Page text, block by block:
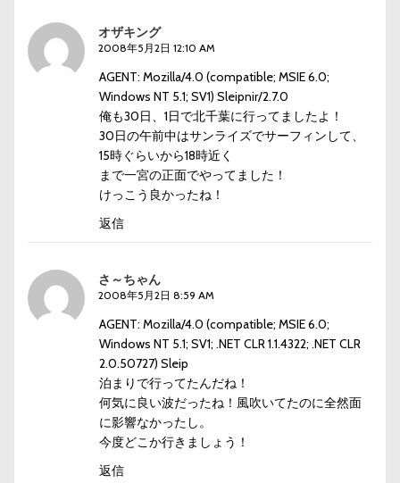
オザキング
2008年5月2日 12:10 AM
AGENT: Mozilla/4.0 (compatible; MSIE 6.0;
Windows NT 5.1; SV1) Sleipnir/2.7.0
俺も30日、1日で北千葉に行ってましたよ！
30日の午前中はサンライズでサーフィンして、
15時ぐらいから18時近く
まで一宮の正面でやってました！
けっこう良かったね！
返信
さ～ちゃん
2008年5月2日 8:59 AM
AGENT: Mozilla/4.0 (compatible; MSIE 6.0;
Windows NT 5.1; SV1; .NET CLR 1.1.4322; .NET CLR
2.0.50727) Sleip
泊まりで行ってたんだね！
何気に良い波だったね！風吹いてたのに全然面
に影響なかったし。
今度どこか行きましょう！
返信